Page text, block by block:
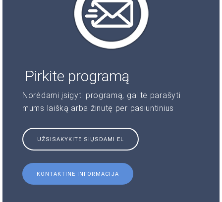
Pirkite programą
Norėdami įsigyti programą, galite parašyti
mums laišką arba žinutę per pasiuntinius
UŽSISAKYKITE SIŲSDAMI EL
KONTAKTINĖ INFORMACIJA